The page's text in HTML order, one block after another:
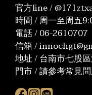
官方line /
時間 / 周一至周五
電話 / 06-2610707
信箱 /
地址 / 台南市七股
門市 / 請參考常見